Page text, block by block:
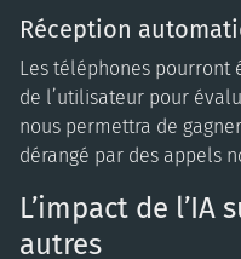
Réception
Les téléphones pourront
de l’utilisateur pour
nous permettra de
dérangé par des appels
L’impact de
autres